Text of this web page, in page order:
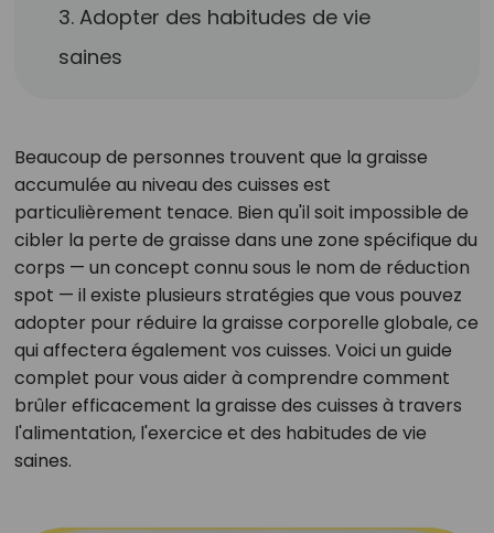
3. Adopter des habitudes de vie
saines
Beaucoup de personnes trouvent que la graisse
accumulée au niveau des cuisses est
particulièrement tenace. Bien qu'il soit impossible de
cibler la perte de graisse dans une zone spécifique du
corps — un concept connu sous le nom de réduction
spot — il existe plusieurs stratégies que vous pouvez
adopter pour réduire la graisse corporelle globale, ce
qui affectera également vos cuisses. Voici un guide
complet pour vous aider à comprendre comment
brûler efficacement la graisse des cuisses à travers
l'alimentation, l'exercice et des habitudes de vie
saines.